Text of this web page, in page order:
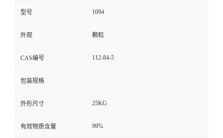
型号 1094
外观 颗粒
CAS编号 112-84-5
包装规格
外形尺寸 25KG
有效物质含量 99%